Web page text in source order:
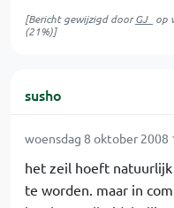
[Bericht gewijzigd doorGJ_ op
(21%)]
susho
woensdag 8 oktober 2008
het zeil hoeft
te worden. maar in